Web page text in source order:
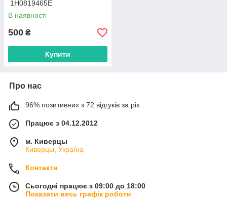
1H0819465E
В наявності
500 ₴
Купити
Про нас
96% позитивних з 72 відгуків за рік
Працює з 04.12.2012
м. Киверцы
Киверцы, Україна
Контакти
Сьогодні працює з 09:00 до 18:00
Показати весь графік роботи